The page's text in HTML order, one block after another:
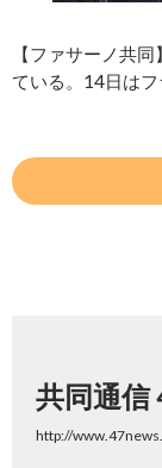
【ファサーノ共
ている。14日は
共同通信
http://